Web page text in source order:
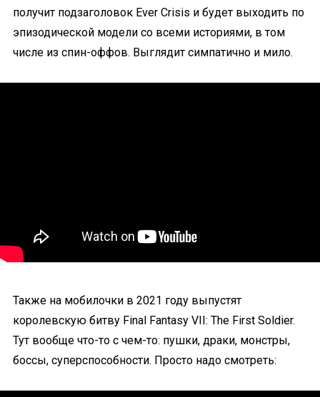
получит подзаголовок Ever Crisis и будет выходить по
эпизодической модели со всеми историями, в том
числе из спин-оффов. Выглядит симпатично и мило.
Также на мобилочки в 2021 году выпустят
королевскую битву Final Fantasy VII: The First Soldier.
Тут вообще что-то с чем-то: пушки, драки, монстры,
боссы, суперспособности. Просто надо смотреть: